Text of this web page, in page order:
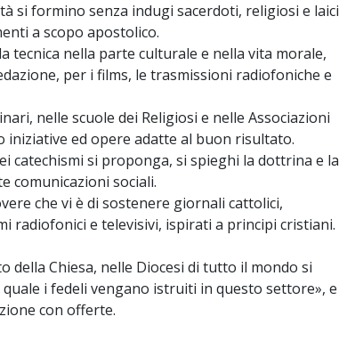
si formino senza indugi sacerdoti, religiosi e laici
a scopo apostolico.
tecnica nella parte culturale e nella vita morale,
per i films, le trasmissioni radiofoniche e
nelle scuole dei Religiosi e nelle Associazioni
ed opere adatte al buon risultato.
catechismi si proponga, si spieghi la dottrina e la
comunicazioni sociali.
che vi è di sostenere giornali cattolici,
radiofonici e televisivi, ispirati a principi cristiani.
della Chiesa, nelle Diocesi di tutto il mondo si
i fedeli vengano istruiti in questo settore», e
con offerte.